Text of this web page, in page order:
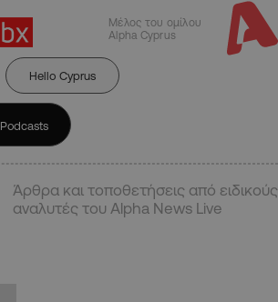
Μέλος του ομίλου
Alpha Cyprus
Hello Cyprus
Podcasts
Άρθρα και τοποθετήσεις από ειδικούς
αναλυτές του Alpha News Live